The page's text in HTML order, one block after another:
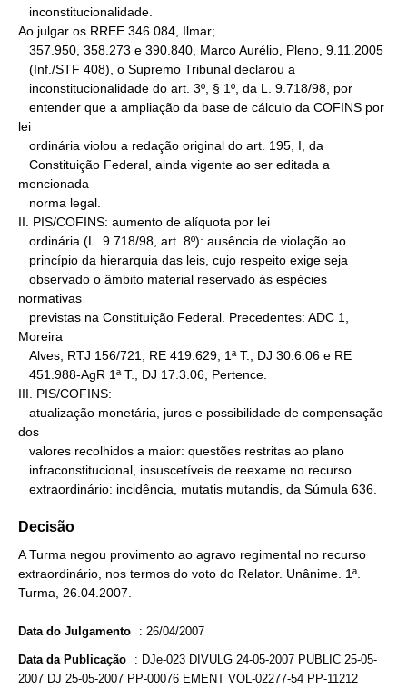
Ao julgar os RREE 346.084, Ilmar;
lei
mencionada
II. PIS/COFINS: aumento de alíquota por lei
normativas
Moreira
III. PIS/COFINS:
dos
   extraordinário: incidência, mutatis mutandis, da Súmula 636.
Decisão
A Turma negou provimento ao agravo regimental no recurso
extraordinário, nos termos do voto do Relator. Unânime. 1ª.
Turma, 26.04.2007.
Data do Julgamento : 26/04/2007
Data da Publicação : DJe-023 DIVULG 24-05-2007 PUBLIC 25-05-
2007 DJ 25-05-2007 PP-00076 EMENT VOL-02277-54 PP-11212